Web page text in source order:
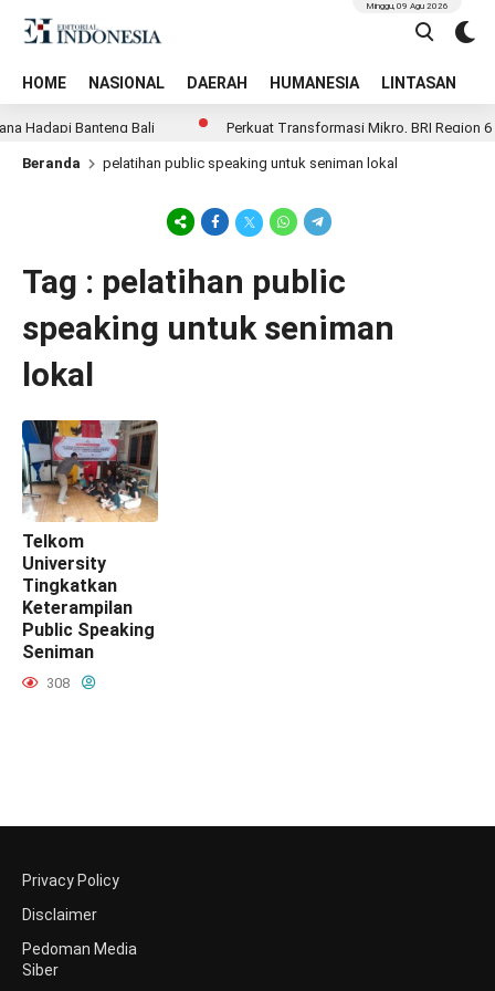
HOME NASIONAL DAERAH HUMANESIA LINTASAN
Minggu, 09 Agu 2026
Hadapi Banteng Bali Perkuat Transformasi Mikro, BRI Region
Beranda pelatihan public speaking untuk seniman lokal
Tag : pelatihan public
speaking untuk seniman
lokal
Telkom
University
Tingkatkan
Keterampilan
Public Speaking
Seniman
308
Privacy Policy
Disclaimer
Pedoman Media
Siber